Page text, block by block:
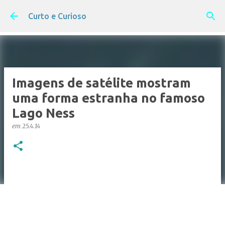
Pular para o conteúdo principal
Curto e Curioso
Imagens de satélite mostram
uma forma estranha no famoso
Lago Ness
em 25.4.14